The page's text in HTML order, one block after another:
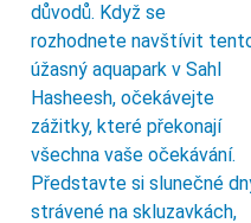
důvodů. Když se
rozhodnete navštívit
úžasný aquapark v Sahl
Hasheesh, očekávejte
zážitky, které překonají
všechna vaše očekávání.
Představte si slunečné
strávené na skluzavkách,